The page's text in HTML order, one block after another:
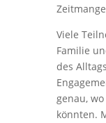
Viele
Familie
des
genau,
könnten.